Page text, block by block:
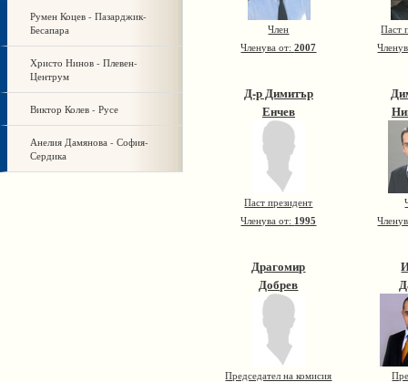
Румен Коцев - Пазарджик-
Бесапара
Христо Нинов - Плевен-
Центрум
Виктор Колев - Русе
Анелия Дамянова - София-
Сердика
Член
Членува от:2007
Паст
Д-р Димитър
Енчев
Паст президент
Членува от: 1995
Драгомир
Добрев
Председател на комисия